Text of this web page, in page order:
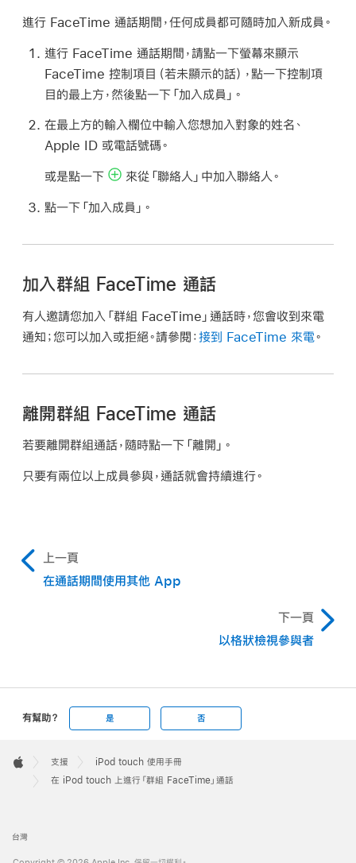
進行 FaceTime 通話期間，任何成員都可隨時加入新成員。
進行 FaceTime 通話期間，請點一下螢幕來顯示
FaceTime 控制項目（若未顯示的話），點一下控制項
目的最上方，然後點一下「加入成員」。
在最上方的輸入欄位中輸入您想加入對象的姓名、
Apple ID 或電話號碼。
或是點一下 來從「聯絡人」中加入聯絡人。
點一下「加入成員」。
加入群組 FaceTime 通話
有人邀請您加入「群組 FaceTime」通話時，您會收到來電
通知；您可以加入或拒絕。請參閱：接到 FaceTime 來電。
離開群組 FaceTime 通話
若要離開群組通話，隨時點一下「離開」。
只要有兩位以上成員參與，通話就會持續進行。
上一頁
在通話期間使用其他 App
下一頁
以格狀檢視參與者
有幫助？ 是 否
Footer

支援
iPod touch 使用手冊
在 iPod touch 上進行「群組 FaceTime」通話
台灣